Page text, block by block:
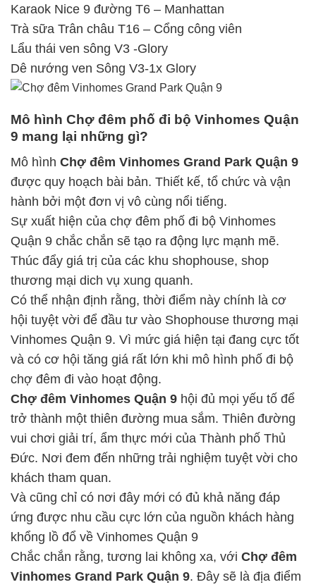
Karaok Nice 9 đường T6 – Manhattan
Trà sữa Trân châu T16 – Cổng công viên
Lẩu thái ven sông V3 -Glory
Dê nướng ven Sông V3-1x Glory
Mô hình Chợ đêm phố đi bộ Vinhomes Quận
9 mang lại những gì?
Mô hình Chợ đêm Vinhomes Grand Park Quận 9
được quy hoạch bài bản. Thiết kế, tổ chức và vận
hành bởi một đơn vị vô cùng nổi tiếng.
Sự xuất hiện của chợ đêm phố đi bộ Vinhomes
Quận 9 chắc chắn sẽ tạo ra động lực mạnh mẽ.
Thúc đẩy giá trị của các khu shophouse, shop
thương mại dich vụ xung quanh.
Có thể nhận định rằng, thời điểm này chính là cơ
hội tuyệt vời để đầu tư vào Shophouse thương mại
Vinhomes Quận 9. Vì mức giá hiện tại đang cực tốt
và có cơ hội tăng giá rất lớn khi mô hình phố đi bộ
chợ đêm đi vào hoạt động.
Chợ đêm Vinhomes Quận 9 hội đủ mọi yếu tố để
trở thành một thiên đường mua sắm. Thiên đường
vui chơi giải trí, ẩm thực mới của Thành phố Thủ
Đức. Nơi đem đến những trải nghiệm tuyệt vời cho
khách tham quan.
Và cũng chỉ có nơi đây mới có đủ khả năng đáp
ứng được nhu cầu cực lớn của nguồn khách hàng
khổng lồ đổ về Vinhomes Quận 9
Chắc chắn rằng, tương lai không xa, với Chợ đêm
Vinhomes Grand Park Quận 9. Đây sẽ là địa điểm